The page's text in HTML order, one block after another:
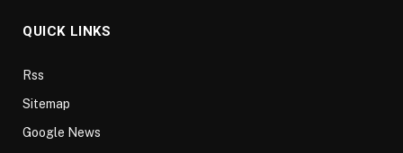
QUICK LINKS
Rss
Sitemap
Google News